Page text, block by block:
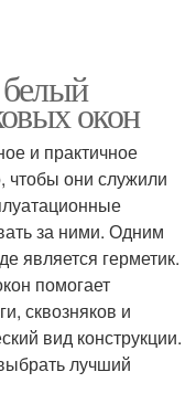
окон
и практичное
они служили
за ними. Одним
является герметик.
помогает
сквозняков и
вид конструкции.
лучший